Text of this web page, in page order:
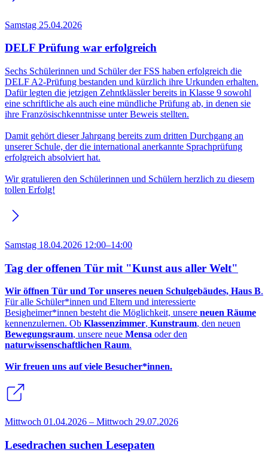
Samstag 25.04.2026
DELF Prüfung war erfolgreich
Sechs Schülerinnen und Schüler der FSS haben erfolgreich die
DELF A2-Prüfung bestanden und kürzlich ihre Urkunden erhalten.
Dafür legten die jetzigen Zehntklässler bereits in Klasse 9 sowohl
eine schriftliche als auch eine mündliche Prüfung ab, in denen sie
ihre Französischkenntnisse unter Beweis stellten.
Damit gehört dieser Jahrgang bereits zum dritten Durchgang an
unserer Schule, der die international anerkannte Sprachprüfung
erfolgreich absolviert hat.
Wir gratulieren den Schülerinnen und Schülern herzlich zu diesem
tollen Erfolg!
Samstag 18.04.2026 12:00–14:00
Tag der offenen Tür mit "Kunst aus aller Welt"
Wir öffnen Tür und Tor unseres neuen Schulgebäudes, Haus B.
Für alle Schüler*innen und Eltern und interessierte
Besigheimer*innen besteht die Möglichkeit, unsere neuen Räume
kennenzulernen. Ob Klassenzimmer, Kunstraum, den neuen
Bewegungsraum, unsere neue Mensa oder den
naturwissenschaftlichen Raum.
Wir freuen uns auf viele Besucher*innen.
Mittwoch 01.04.2026 – Mittwoch 29.07.2026
Lesedrachen suchen Lesepaten